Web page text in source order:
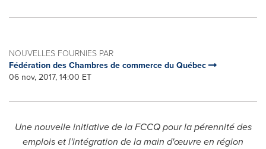
NOUVELLES FOURNIES PAR
Fédération des Chambres de commerce du Québec
06 nov, 2017, 14:00 ET
Une nouvelle initiative de la FCCQ pour la pérennité des
emplois et l'intégration de la main d'œuvre en région